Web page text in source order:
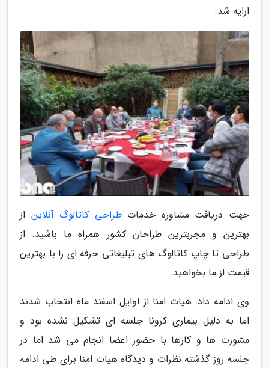
ارایه شد.
جهت دریافت مشاوره خدماتطراحی کاتالوگ آنلاین از
بهترین و مجربترین طراحان کشور همراه ما باشید. از
طراحی تا چاپ کاتالوگ های تبلیغاتی حرفه ای را با بهترین
قیمت از ما بخواهید.
وی ادامه داد: هیات امنا از اوایل اسفند ماه انتخاب شدند
اما به دلیل بیماری کرونا جلسه ای تشکیل نشده بود و
مشورت ها و کارها با حضور اعضا انجام می شد اما در
جلسه روز گذشته نظرات و دیدگاه هیات امنا برای طی ادامه